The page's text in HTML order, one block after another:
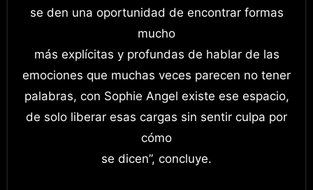
se den una oportunidad de encontrar formas
mucho
más explícitas y profundas de hablar de las
emociones que muchas veces parecen no tener
palabras, con Sophie Angel existe ese espacio,
de solo liberar esas cargas sin sentir culpa por
cómo
se dicen”, concluye.